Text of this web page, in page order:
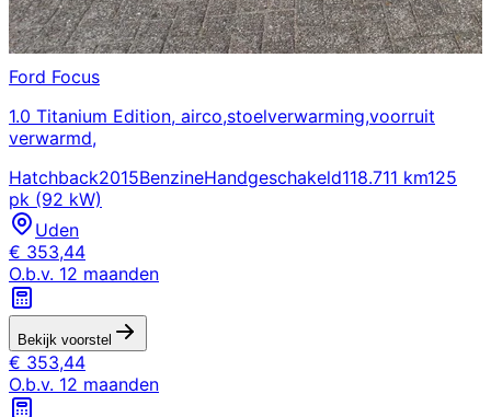
Ford Focus
1.0 Titanium Edition, airco,stoelverwarming,voorruit
verwarmd,
Hatchback2015BenzineHandgeschakeld118.711 km125
pk (92 kW)
Uden
€ 353,44
O.b.v. 12 maanden
Bekijk voorstel
€ 353,44
O.b.v. 12 maanden